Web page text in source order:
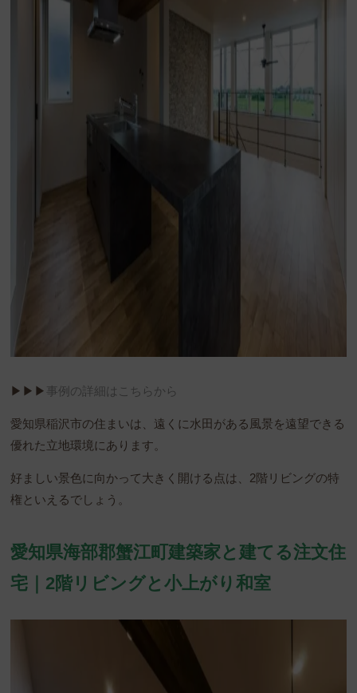
▶︎▶︎▶︎ 事例の詳細はこちらから
愛知県稲沢市の住まいは、遠くに水田がある風景を遠望できる
優れた立地環境にあります。
好ましい景色に向かって大きく開ける点は、2階リビングの特
権といえるでしょう。
愛知県海部郡蟹江町建築家と建てる注文住
宅｜2階リビングと小上がり和室